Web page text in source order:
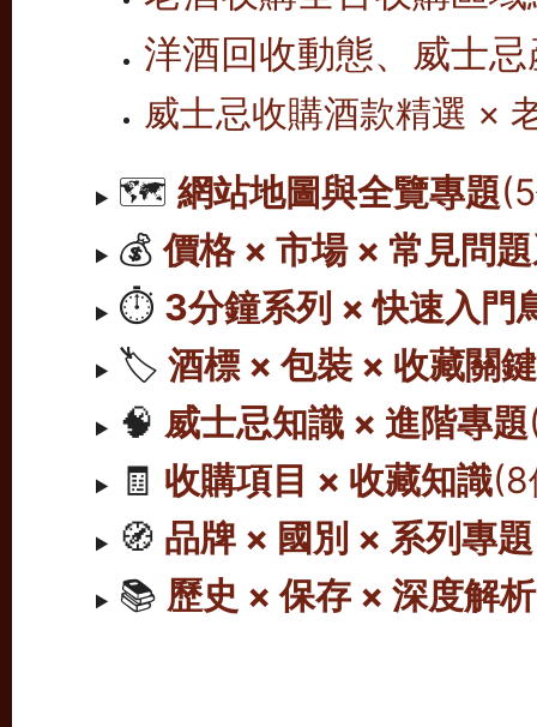
洋酒回收動態、威士
威士忌收購酒款精選 ×
🗺️網站地圖與全覽專題
💰價格 × 市場 × 常見問
⏱️ 3分鐘系列 × 快速入門
🏷️酒標 × 包裝 × 收藏關鍵
🧠 威士忌知識 × 進階專題
🧾 收購項目 × 收藏知識(8
🧭 品牌 × 國別 × 系列專題
📚 歷史 × 保存 × 深度解析